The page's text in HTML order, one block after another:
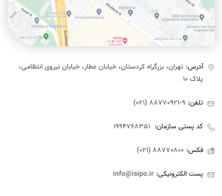
آدرس: تهران، بزرگراه کردستان، خیابان عطار، خیابان نیروی انتظامی،
پلاک ۱۰
تلفن: 9-88770921 (021)
کد پستی سازمان:
فکس: 88770800 (021)
پست الکترونیکی: info@isipo.ir